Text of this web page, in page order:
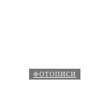
ФОТОПИСИ